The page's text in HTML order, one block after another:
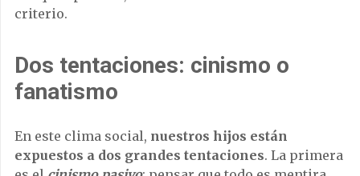
criterio.
Dos tentaciones: cinismo o
fanatismo
En este clima social, nuestros hijos están
expuestos a dos grandes tentaciones. La primera